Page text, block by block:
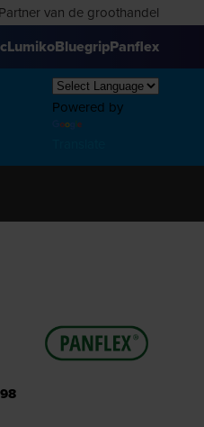
Partner van de groothandel
LumikoBluegripPanflex
Powered by